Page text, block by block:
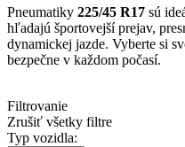
Pneumatiky 225/45 R17 sú
hľadajú športovejší prejav,
dynamickej jazde. Vyberte si
bezpečne v každom počasí.
Filtrovanie
Zrušiť všetky filtre
Typ vozidla: